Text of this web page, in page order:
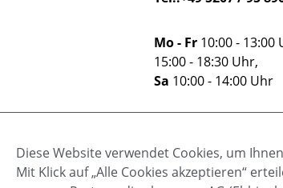
Mo - Fr 10:00 - 13:00
15:00 - 18:30 Uhr,
Sa 10:00 - 14:00 Uhr
Kontaktformular.
Diese Website verwendet Cookies, um
Mit Klick auf „Alle Cookies akzeptieren“